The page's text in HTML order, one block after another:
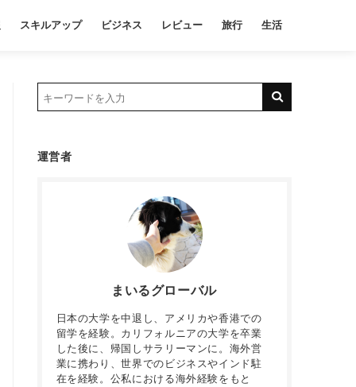
スキルアップ ビジネス レビュー 旅行 生活
運営者
まいるグローバル
日本の大学を中退し、アメリカや香港での
留学を経験。カリフォルニアの大学を卒業
した後に、帰国しサラリーマンに。海外営
業に携わり、世界でのビジネスやインド駐
在を経験。公私における海外経験をもと